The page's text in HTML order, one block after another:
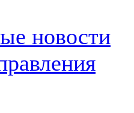
новости